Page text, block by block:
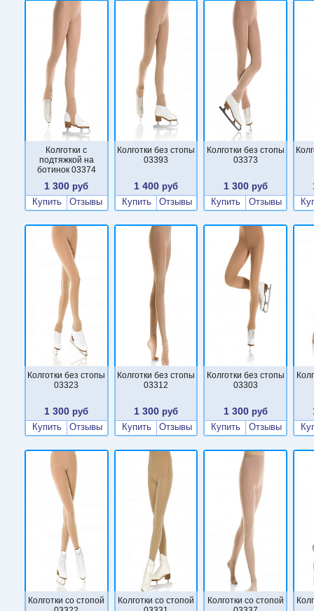
Колготки с
подтяжкой на
ботинок 03374
1 300 руб
Купить
Отзывы
Колготки без стопы
03393
1 400 руб
Купить
Отзывы
Колготки без стопы
03373
1 300руб
Купить
Отзывы
Колготки без стопы
03323
1 300 руб
Купить
Отзывы
Колготки без стопы
03312
1 300 руб
Купить
Отзывы
Колготки без стопы
03303
1 300руб
Купить
Отзывы
Колготки со стопой
Колготки со стопой
Колготки со стопой